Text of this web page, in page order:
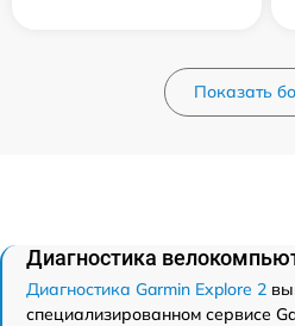
Показать
Диагностика
Диагностика Garmin Explore 2
специализированном сервисе